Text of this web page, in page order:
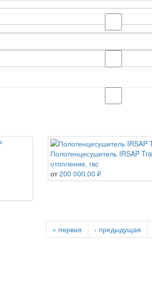
Полотенцесушитель IRSAP
отопление, гвс
от 200 000,00 ₽
« первая ‹ предыдущая